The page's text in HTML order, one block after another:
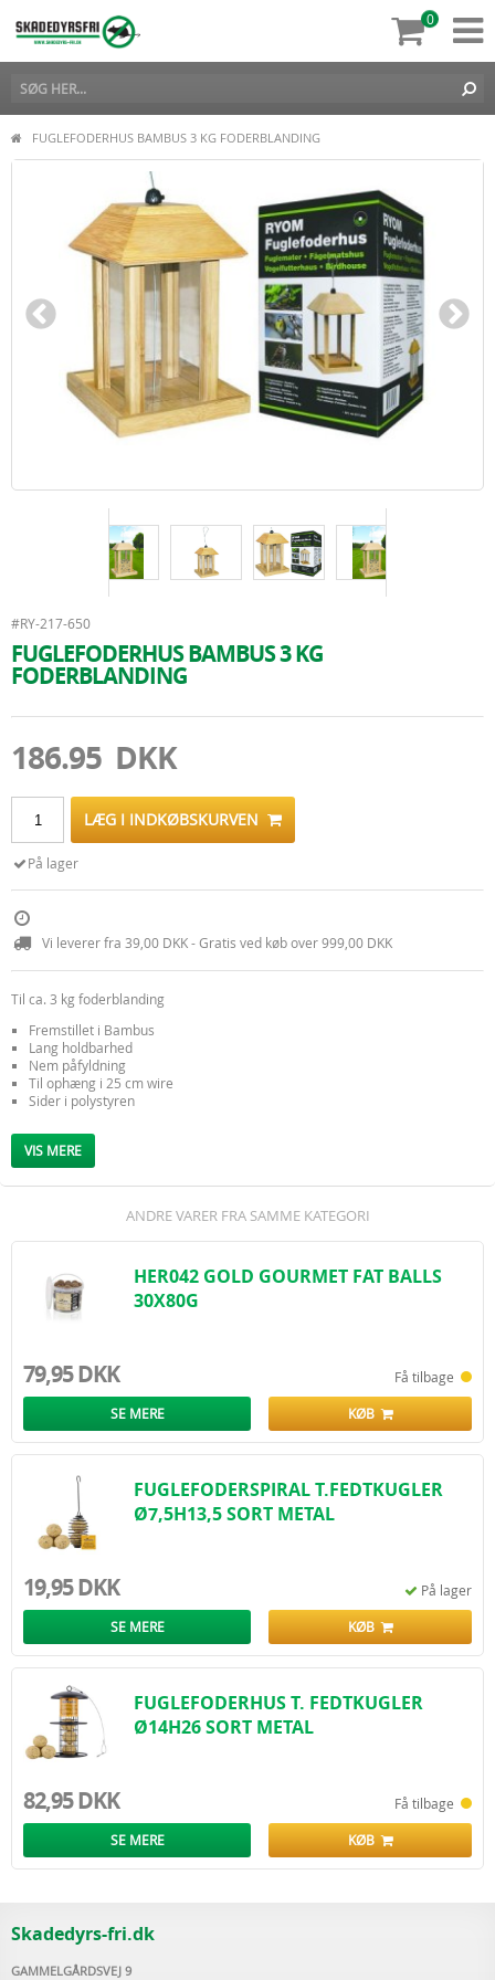
0
FUGLEFODERHUS BAMBUS 3 KG FODERBLANDING
#RY-217-650
FUGLEFODERHUS BAMBUS 3 KG
FODERBLANDING
186.95 DKK
LÆG I INDKØBSKURVEN
På lager
Vi leverer fra 39,00 DKK - Gratis ved køb over 999,00 DKK
Til ca. 3 kg foderblanding
Fremstillet i Bambus
Lang holdbarhed
Nem påfyldning
Til ophæng i 25 cm wire
Sider i polystyren
VIS MERE
ANDRE VARER FRA SAMME KATEGORI
HER042 GOLD GOURMET FAT BALLS
30X80G
79,95 DKK Få tilbage
SE MERE KØB
FUGLEFODERSPIRAL T.FEDTKUGLER
Ø7,5H13,5 SORT METAL
19,95 DKK På lager
SE MERE KØB
FUGLEFODERHUS T. FEDTKUGLER
Ø14H26 SORT METAL
82,95 DKK Få tilbage
SE MERE KØB
Skadedyrs-fri.dk
GAMMELGÅRDSVEJ 9